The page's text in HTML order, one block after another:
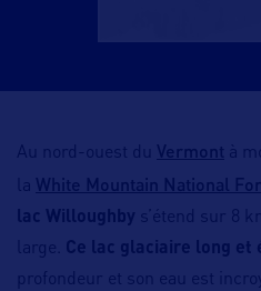
Au nord-ouest du Vermont à
la White Mountain National
lac Willoughby s’étend sur 8
large. Ce lac glaciaire long et
profondeur et son eau est